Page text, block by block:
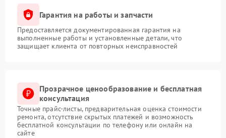
Гарантия на работы и запчасти
Предоставляется документированная гарантия на
выполненные работы и установленные детали, что
защищает клиента от повторных неисправностей
Прозрачное ценообразование и бесплатная
консультация
Точные прайс-листы, предварительная оценка стоимости
ремонта, отсутствие скрытых платежей и возможность
бесплатной консультации по телефону или онлайн на
сайте